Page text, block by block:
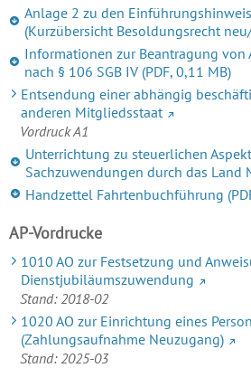
Anlage 2 zu den
(Kurzübersicht Besoldungsrecht
Informationen zur Beantragung von
nach § 106 SGB IV (PDF, 0,11 MB)
Entsendung einer abhängig
anderen Mitgliedsstaat
Vordruck A1
Unterrichtung zu steuerlichen
Sachzuwendungen durch das Land
Handzettel Fahrtenbuchführung
AP-Vordrucke
1010 AO zur Festsetzung und
Dienstjubiläumszuwendung
Stand: 2018-02
1020 AO zur Einrichtung eines
(Zahlungsaufnahme Neuzugang)
Stand: 2025-03